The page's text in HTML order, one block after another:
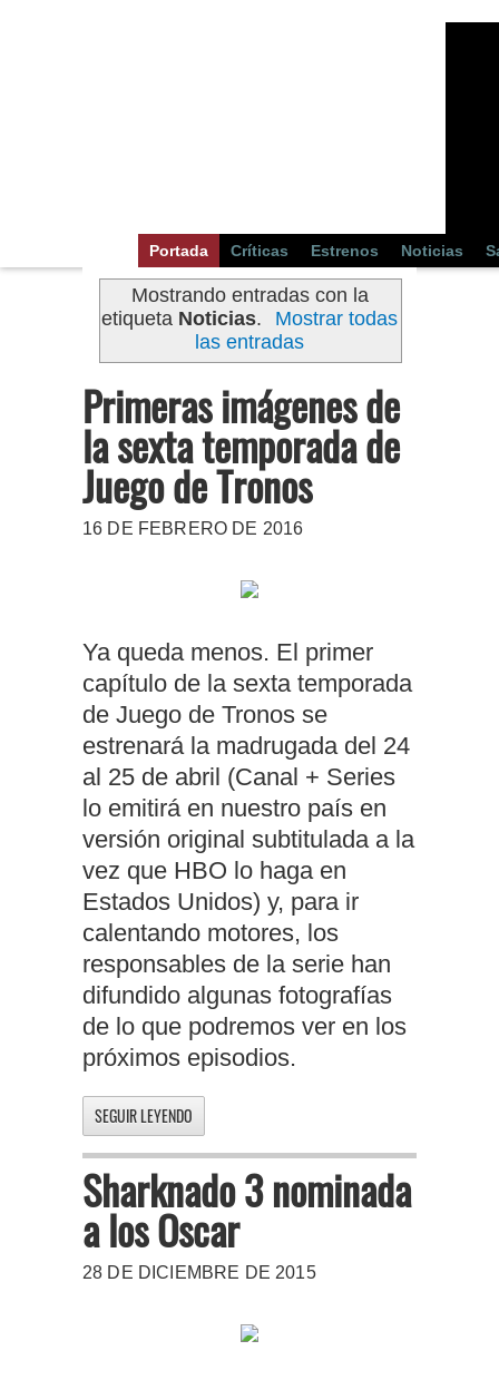
Portada Críticas Estrenos Noticias
Mostrando entradas con la
etiqueta Noticias.
Mostrar todas
las entradas
Primeras imágenes de
la sexta temporada de
Juego de Tronos
16 DE FEBRERO DE 2016
Ya queda menos. El primer
capítulo de la sexta temporada
de Juego de Tronos se
estrenará la madrugada del 24
al 25 de abril (Canal + Series
lo emitirá en nuestro país en
versión original subtitulada a la
vez que HBO lo haga en
Estados Unidos) y, para ir
calentando motores, los
responsables de la serie han
difundido algunas fotografías
de lo que podremos ver en los
próximos episodios.
SEGUIR LEYENDO
Sharknado 3 nominada
a los Oscar
28 DE DICIEMBRE DE 2015